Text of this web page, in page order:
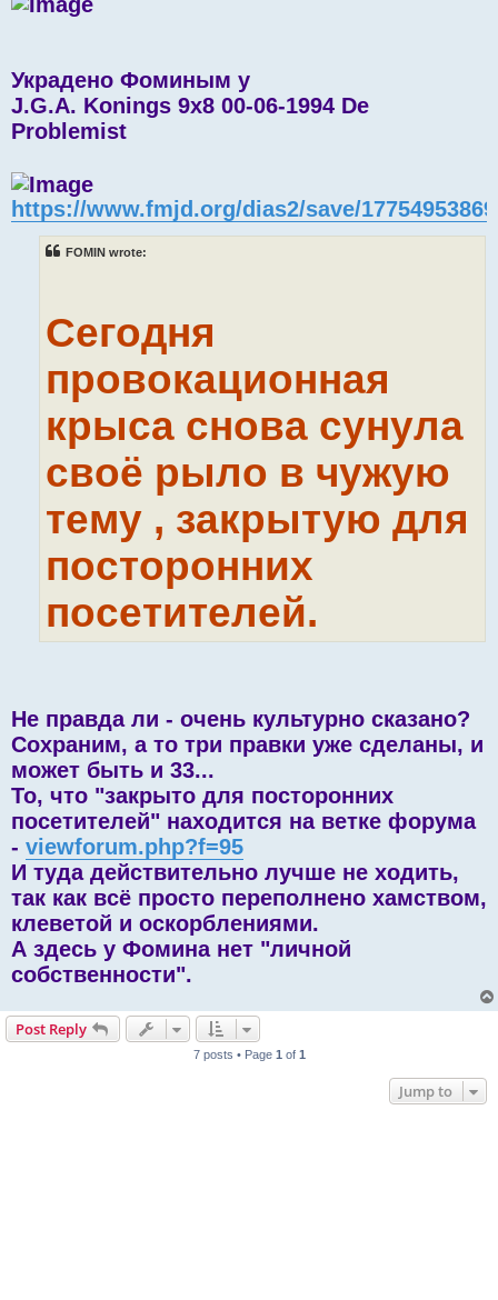
Украдено Фоминым у
J.G.A. Konings 9x8 00-06-1994 De
Problemist
https://www.fmjd.org/dias2/save/
FOMIN wrote:
Сегодня
провокационная
крыса снова сунула
своё рыло в чужую
тему , закрытую для
посторонних
посетителей.
Не правда ли - очень культурно сказано?
Сохраним, а то три правки уже сделаны, и
может быть и 33...
То, что "закрыто для посторонних
посетителей" находится на ветке форума
- viewforum.php?f=95
И туда действительно лучше не ходить,
так как всё просто переполнено хамством,
клеветой и оскорблениями.
А здесь у Фомина нет "личной
собственности".
Post Reply
7 posts • Page 1 of 1
Jump to